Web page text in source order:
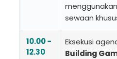
sewaan
10.00 -
12.30
Eksekusi
Building